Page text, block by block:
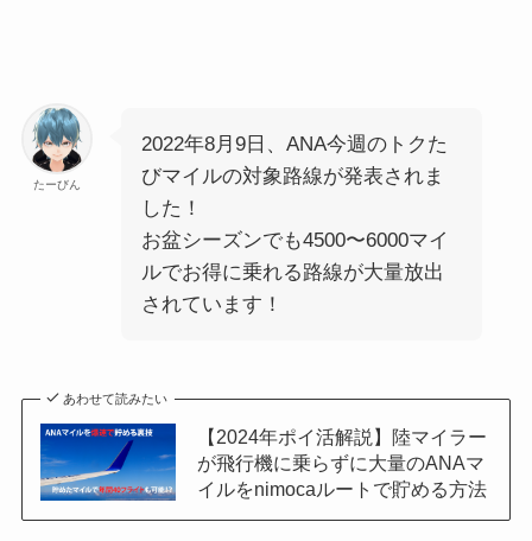
たーびん
2022年8月9日、ANA今週のトクた
びマイルの対象路線が発表されま
した！
お盆シーズンでも4500〜6000マイ
ルでお得に乗れる路線が大量放出
されています！
あわせて読みたい
【2024年ポイ活解説】陸マイラー
が飛行機に乗らずに大量のANAマ
イルをnimocaルートで貯める方法